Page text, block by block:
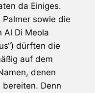
da Einiges.
Palmer sowie die
Al Di Meola
dürften die
auf dem
denen
bereiten. Denn